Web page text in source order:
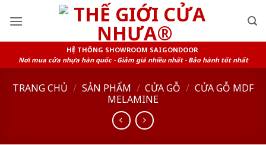
HỆ THỐNG SHOWROOM SAIGONDOOR
Nơi mua cửa nhựa hàn quốc - Giảm giá nhiều nhất - Bảo hành tốt nhất
TRANG CHỦ / SẢN PHẨM / CỬA GỖ / CỬA GỖ MDF
MELAMINE